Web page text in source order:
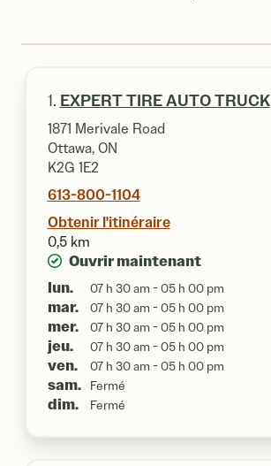
1. EXPERT TIRE AUTO TRUCK
1871 Merivale Road
Ottawa, ON
K2G 1E2
613-800-1104
Obtenir l'itinéraire
0,5 km
Ouvrir maintenant
lun.
07 h 30 am - 05 h 00 pm
mar. 07 h 30 am - 05 h 00 pm
mer. 07 h 30 am - 05 h 00 pm
jeu. 07 h 30 am - 05 h 00 pm
ven. 07 h 30 am - 05 h 00 pm
sam. Fermé
dim. Fermé